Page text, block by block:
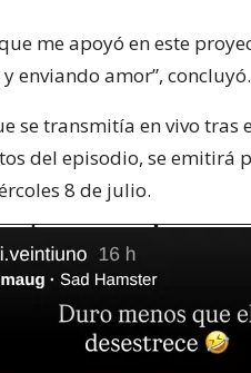
me apoyó en este
enviando amor”, concluyó.
se transmitía en vivo
del episodio, se emitirá
8 de julio.